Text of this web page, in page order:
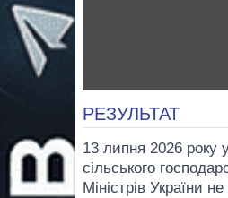
РЕЗУЛЬТАТ
13 липня 2026 року
сільського
Міністрів України